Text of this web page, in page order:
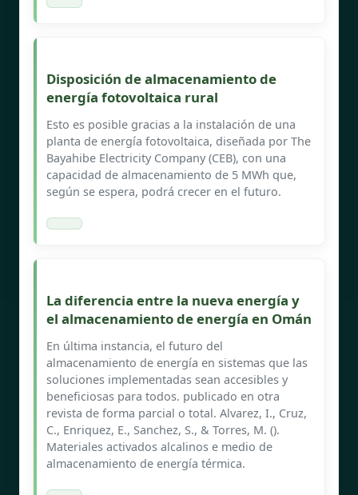
Disposición de almacenamiento de
energía fotovoltaica rural
Esto es posible gracias a la instalación de una
planta de energía fotovoltaica, diseñada por The
Bayahibe Electricity Company (CEB), con una
capacidad de almacenamiento de 5 MWh que,
según se espera, podrá crecer en el futuro.
La diferencia entre la nueva energía y
el almacenamiento de energía en Omán
En última instancia, el futuro del
almacenamiento de energía en sistemas que las
soluciones implementadas sean accesibles y
beneficiosas para todos. publicado en otra
revista de forma parcial o total. Alvarez, I., Cruz,
C., Enriquez, E., Sanchez, S., & Torres, M. ().
Materiales activados alcalinos e medio de
almacenamiento de energía térmica.